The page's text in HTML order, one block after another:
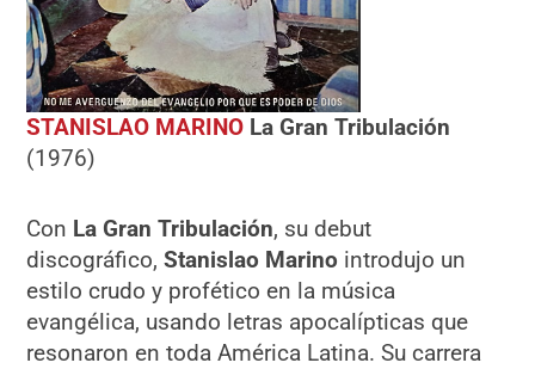
STANISLAO MARINO La Gran Tribulación
(1976)
Con La Gran Tribulación, su debut
discográfico,Stanislao Marino introdujo un
estilo crudo y profético en la música
evangélica, usando letras apocalípticas que
resonaron en toda América Latina. Su carrera